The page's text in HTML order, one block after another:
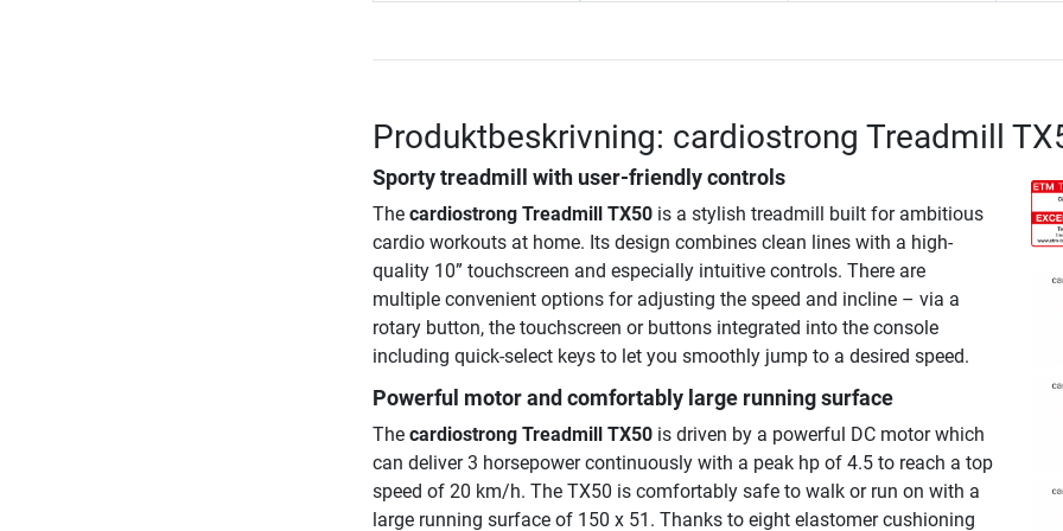
Produktbeskrivning: cardiostrong Treadmill
Sporty treadmill with user-friendly controls
The cardiostrong Treadmill TX50is a stylish treadmill built for ambitious
cardio workouts at home. Its design combines clean lines with a high-
quality 10” touchscreen and especially intuitive controls. There are
multiple convenient options for adjusting the speed and incline – via a
rotary button, the touchscreen or buttons integrated into the console
including quick-select keys to let you smoothly jump to a desired speed.
Powerful motor and comfortably large running surface
The cardiostrong Treadmill TX50is driven by a powerful DC motor which
can deliver 3 horsepower continuously with a peak hp of 4.5 to reach a top
speed of 20 km/h. The TX50 is comfortably safe to walk or run on with a
large running surface of 150 x 51. Thanks to eight elastomer cushioning